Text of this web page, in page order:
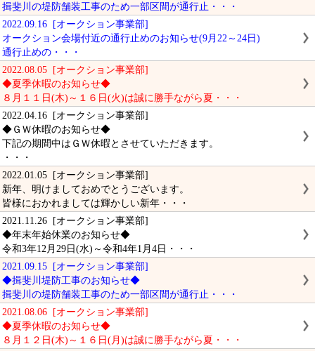
揖斐川の堤防舗装工事のため一部区間が通行止・・・
2022.09.16 [オークション事業部]
オークション会場付近の通行止めのお知らせ(9月22～24日)
通行止めの・・・
2022.08.05 [オークション事業部]
◆夏季休暇のお知らせ◆
８月１１日(木)～１６日(火)は誠に勝手ながら夏・・・
2022.04.16 [オークション事業部]
◆ＧＷ休暇のお知らせ◆
下記の期間中はＧＷ休暇とさせていただきます。
・・・
2022.01.05 [オークション事業部]
新年、明けましておめでとうございます。
皆様におかれましては輝かしい新年・・・
2021.11.26 [オークション事業部]
◆年末年始休業のお知らせ◆
令和3年12月29日(水)～令和4年1月4日・・・
2021.09.15 [オークション事業部]
◆揖斐川堤防工事のお知らせ◆
揖斐川の堤防舗装工事のため一部区間が通行止・・・
2021.08.06 [オークション事業部]
◆夏季休暇のお知らせ◆
８月１２日(木)～１６日(月)は誠に勝手ながら夏・・・